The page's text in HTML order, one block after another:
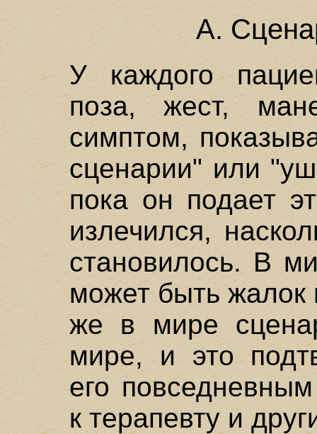
А.
У каждого
поза, жест,
симптом,
сценарии" или
пока он подает
излечился,
становилось. В
может быть жалок
же в мире
мире, и это
его
к терапевту и